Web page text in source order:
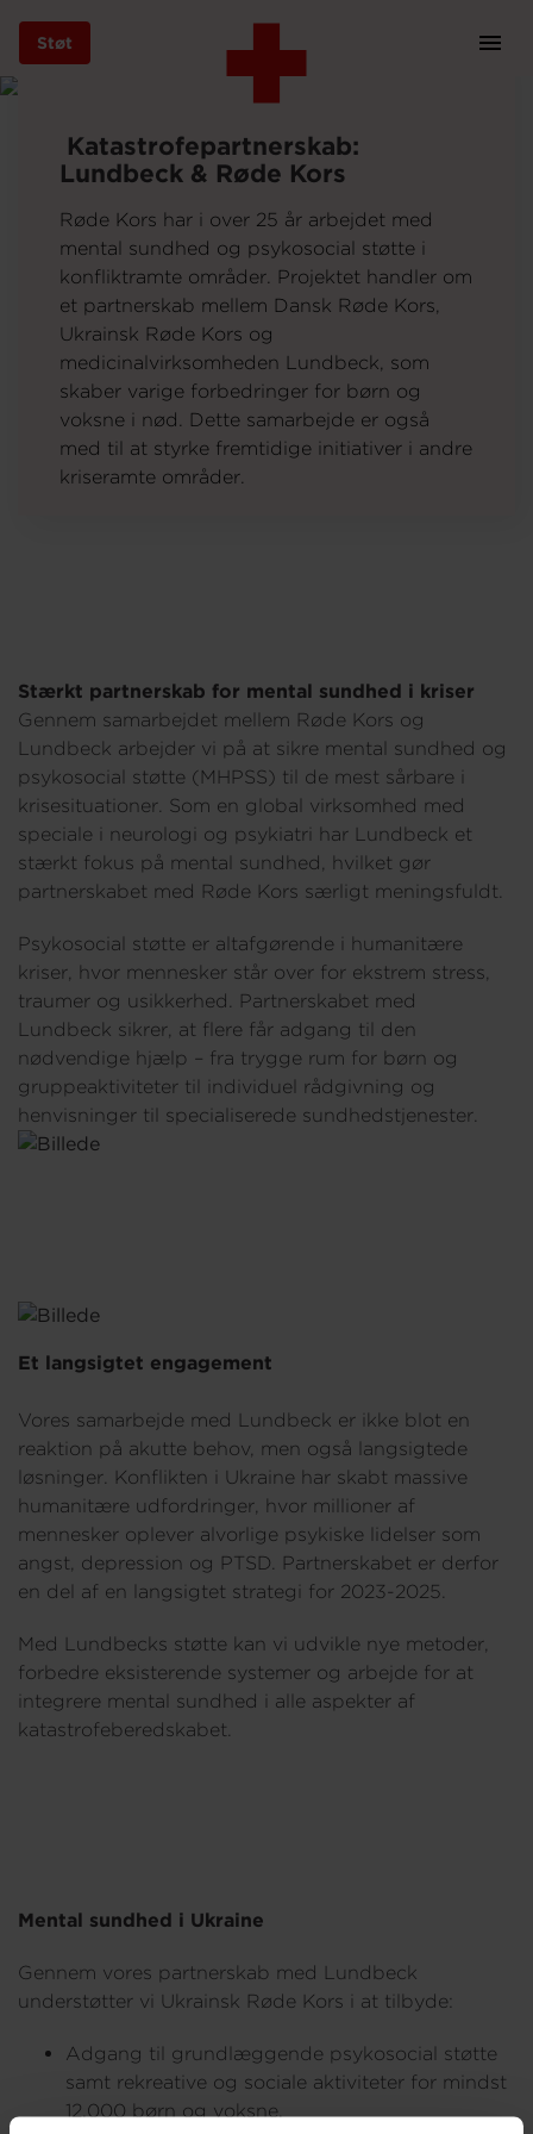
Gå
hovedindhold
Støt
Støt
Bliv frivillig
Vores indsatser
Katastrofepartnerskab:
Lundbeck & Røde Kors
Røde Kors har i over 25 år arbejdet med
mental sundhed og psykosocial støtte i
konfliktramte områder. Projektet handler om
et partnerskab mellem Dansk Røde Kors,
Ukrainsk Røde Kors og
medicinalvirksomheden Lundbeck, som
skaber varige forbedringer for børn og
voksne i nød. Dette samarbejde er også
med til at styrke fremtidige initiativer i andre
kriseramte områder.
Stærkt partnerskab for mental sundhed i kriser
Gennem samarbejdet mellem Røde Kors og
Lundbeck arbejder vi på at sikre mental sundhed og
psykosocial støtte (MHPSS) til de mest sårbare i
krisesituationer. Som en global virksomhed med
speciale i neurologi og psykiatri har Lundbeck et
stærkt fokus på mental sundhed, hvilket gør
partnerskabet med Røde Kors særligt meningsfuldt.
Psykosocial støtte er altafgørende i humanitære
kriser, hvor mennesker står over for ekstrem stress,
traumer og usikkerhed. Partnerskabet med
Lundbeck sikrer, at flere får adgang til den
nødvendige hjælp – fra trygge rum for børn og
gruppeaktiviteter til individuel rådgivning og
henvisninger til specialiserede sundhedstjenester.
Et langsigtet engagement
Vores samarbejde med Lundbeck er ikke blot en
reaktion på akutte behov, men også langsigtede
løsninger. Konflikten i Ukraine har skabt massive
humanitære udfordringer, hvor millioner af
mennesker oplever alvorlige psykiske lidelser som
angst, depression og PTSD. Partnerskabet er derfor
en del af en langsigtet strategi for 2023-2025.
Med Lundbecks støtte kan vi udvikle nye metoder,
forbedre eksisterende systemer og arbejde for at
integrere mental sundhed i alle aspekter af
katastrofeberedskabet.
Mental sundhed i Ukraine
Gennem vores partnerskab med Lundbeck
understøtter vi Ukrainsk Røde Kors i at tilbyde:
Adgang til grundlæggende psykosocial støtte
samt rekreative og sociale aktiviteter for mindst
12.000 børn og voksne.